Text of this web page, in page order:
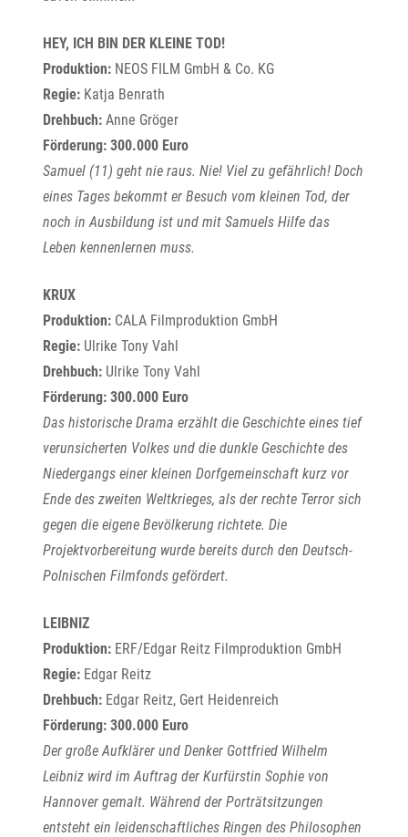
HEY, ICH BIN DER KLEINE TOD!
Produktion: NEOS FILM GmbH & Co. KG
Regie: Katja Benrath
Drehbuch: Anne Gröger
Förderung: 300.000 Euro
Samuel (11) geht nie raus. Nie! Viel zu gefährlich! Doch
eines Tages bekommt er Besuch vom kleinen Tod, der
noch in Ausbildung ist und mit Samuels Hilfe das
Leben kennenlernen muss.
KRUX
Produktion: CALA Filmproduktion GmbH
Regie: Ulrike Tony Vahl
Drehbuch: Ulrike Tony Vahl
Förderung: 300.000 Euro
Das historische Drama erzählt die Geschichte eines tief
verunsicherten Volkes und die dunkle Geschichte des
Niedergangs einer kleinen Dorfgemeinschaft kurz vor
Ende des zweiten Weltkrieges, als der rechte Terror sich
gegen die eigene Bevölkerung richtete. Die
Projektvorbereitung wurde bereits durch den Deutsch-
Polnischen Filmfonds gefördert.
LEIBNIZ
Produktion: ERF/Edgar Reitz Filmproduktion GmbH
Regie: Edgar Reitz
Drehbuch: Edgar Reitz, Gert Heidenreich
Förderung: 300.000 Euro
Der große Aufklärer und Denker Gottfried Wilhelm
Leibniz wird im Auftrag der Kurfürstin Sophie von
Hannover gemalt. Während der Porträtsitzungen
entsteht ein leidenschaftliches Ringen des Philosophen